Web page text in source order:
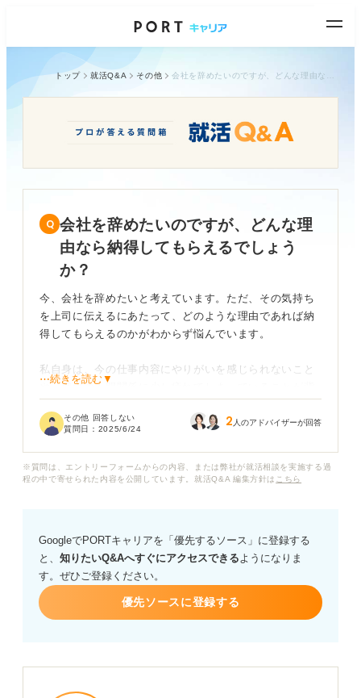
トップ 就活Q&A その他
会社を辞めたいのですが、どんな理
由なら納得してもらえるでしょう
か？
今、会社を辞めたいと考えています。ただ、その気持ち
を上司に伝えるにあたって、どのような理由であれば納
得してもらえるのかがわからず悩んでいます。
私自身は、今の仕事内容にやりがいを感じられないこと
や、職場の人間関係に少し疲れてしまっていることが背
す。上司に伝える際に、どのような理由や伝え方であれ
⋯続きを読む▼
その他 回答しない
質問日： 2025/6/24 2 人のアドバイザーが回答
※質問は、エントリーフォームからの内容、または弊社が就活相談を実施する過
程の中で寄せられた内容を公開しています。就活Q&A 編集方針は こちら
GoogleでPORTキャリアを「優先するソース」に登録する
と、 知りたいQ&Aへすぐにアクセスできるようになりま
す。ぜひご登録ください。
優先ソースに登録する